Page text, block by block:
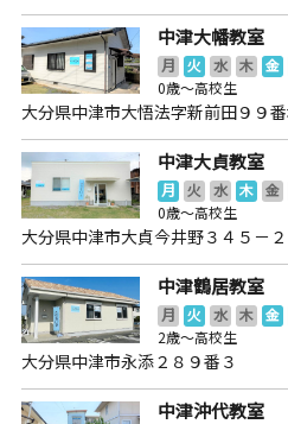
中津大幡教室
月 火 水 木 金
0歳～高校生
大分県中津市大悟法字新前田９９
中津大貞教室
月 火 水 木 金
0歳～高校生
大分県中津市大貞今井野３４５－２
中津鶴居教室
月 火 水 木 金
2歳～高校生
大分県中津市永添２８９番３
中津沖代教室